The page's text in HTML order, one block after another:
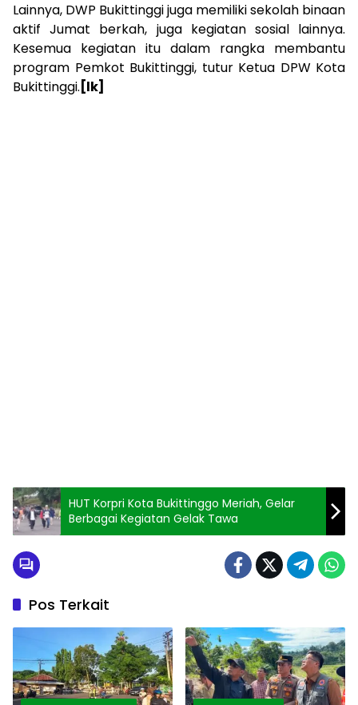
Lainnya, DWP Bukittinggi juga memiliki sekolah binaan
aktif Jumat berkah, juga kegiatan sosial lainnya.
Kesemua kegiatan itu dalam rangka membantu
program Pemkot Bukittinggi, tutur Ketua DPW Kota
Bukittinggi. [lk]
HUT Korpri Kota Bukittinggo Meriah, Gelar
Berbagai Kegiatan Gelak Tawa
Pos Terkait